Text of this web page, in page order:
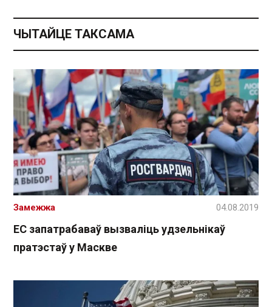
ЧЫТАЙЦЕ ТАКСАМА
ЕС запатрабаваў вызваліць удзельнікаў
пратэстаў у Маскве
Замежжа 04.08.2019